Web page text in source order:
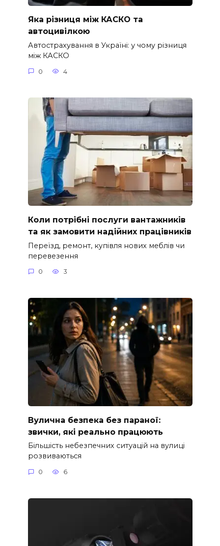
Яка різниця між КАСКО та
автоцивілкою
Автострахування в Україні: у чому різниця
між КАСКО
0 4
Коли потрібні послуги вантажників
та як замовити надійних працівників
Переїзд, ремонт, купівля нових меблів чи
перевезення
0 3
Вулична безпека без параної:
звички, які реально працюють
Більшість небезпечних ситуацій на вулиці
розвиваються
0 6